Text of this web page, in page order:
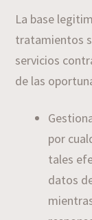
La base
tratamientos
servicios
de las
por
tales
datos